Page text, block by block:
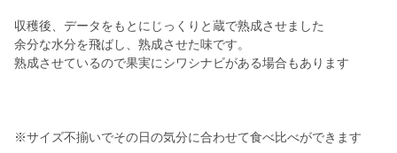
収穫後、データをもとにじっくりと蔵で熟成させました
余分な水分を飛ばし、熟成させた味です。
熟成させているので果実にシワシナビがある場合もあります
※サイズ不揃いでその日の気分に合わせて食べ比べができます